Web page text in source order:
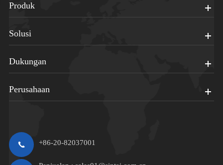
Produk
Solusi
Dukungan
Perusahaan
+86-20-82037001